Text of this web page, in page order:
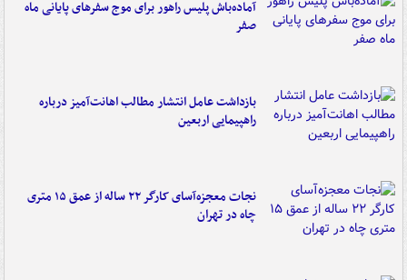
آماده‌باش پلیس راهور برای موج سفرهای پایانی ماه
صفر
بازداشت عامل انتشار مطالب اهانت‌آمیز درباره
راهپیمایی اربعین
نجات معجزه‌آسای کارگر ۲۲ ساله از عمق ۱۵ متری
چاه در تهران